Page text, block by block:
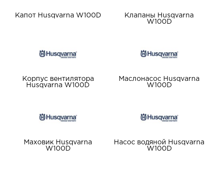
Капот Husqvarna W100D
Клапаны Husqvarna
W100D
Корпус вентилятора
Husqvarna W100D
Маслонасос Husqvarna
W100D
Маховик Husqvarna
W100D
Насос водяной Husqvarna
W100D